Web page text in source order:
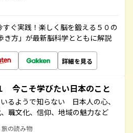
ぐ実践！楽しく脳を鍛える５０の
き方」が最新脳科学とともに解説
詳細を見る
今こそ学びたい日本のこと
るようで知らない 日本人の心、
職文化、信仰、地域の魅力など
旅の読み物